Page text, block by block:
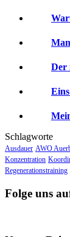
Der
Schlagworte
Ausdauer AWO
Konzentration
Regenerationstraining
Folge uns